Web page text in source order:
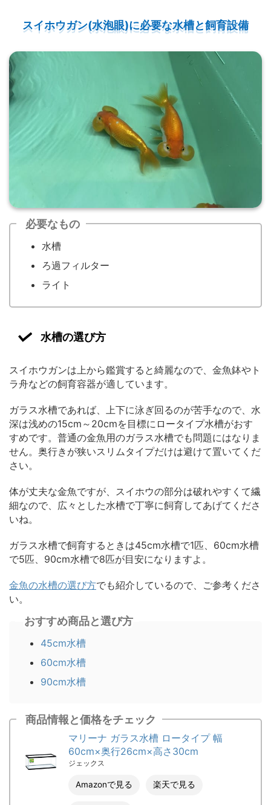
スイホウガン(水泡眼)に必要な水槽と飼育設備
必要なもの
水槽
ろ過フィルター
ライト
水槽の選び方
スイホウガンは上から鑑賞すると綺麗なので、金魚鉢やト
ラ舟などの飼育容器が適しています。
ガラス水槽であれば、上下に泳ぎ回るのが苦手なので、水
深は浅めの15cm～20cmを目標にロータイプ水槽がおす
すめです。普通の金魚用のガラス水槽でも問題にはなりま
せん。奥行きが狭いスリムタイプだけは避けて置いてくだ
さい。
体が丈夫な金魚ですが、スイホウの部分は破れやすくて繊
細なので、広々とした水槽で丁寧に飼育してあげてくださ
いね。
ガラス水槽で飼育するときは45cm水槽で1匹、60cm水槽
で5匹、90cm水槽で8匹が目安になりますよ。
金魚の水槽の選び方でも紹介しているので、ご参考くださ
い。
おすすめ商品と選び方
45cm水槽
60cm水槽
90cm水槽
商品情報と価格をチェック
マリーナ ガラス水槽 ロータイプ 幅
60cm×奥行26cm×高さ30cm
ジェックス
Amazonで見る 楽天で見る